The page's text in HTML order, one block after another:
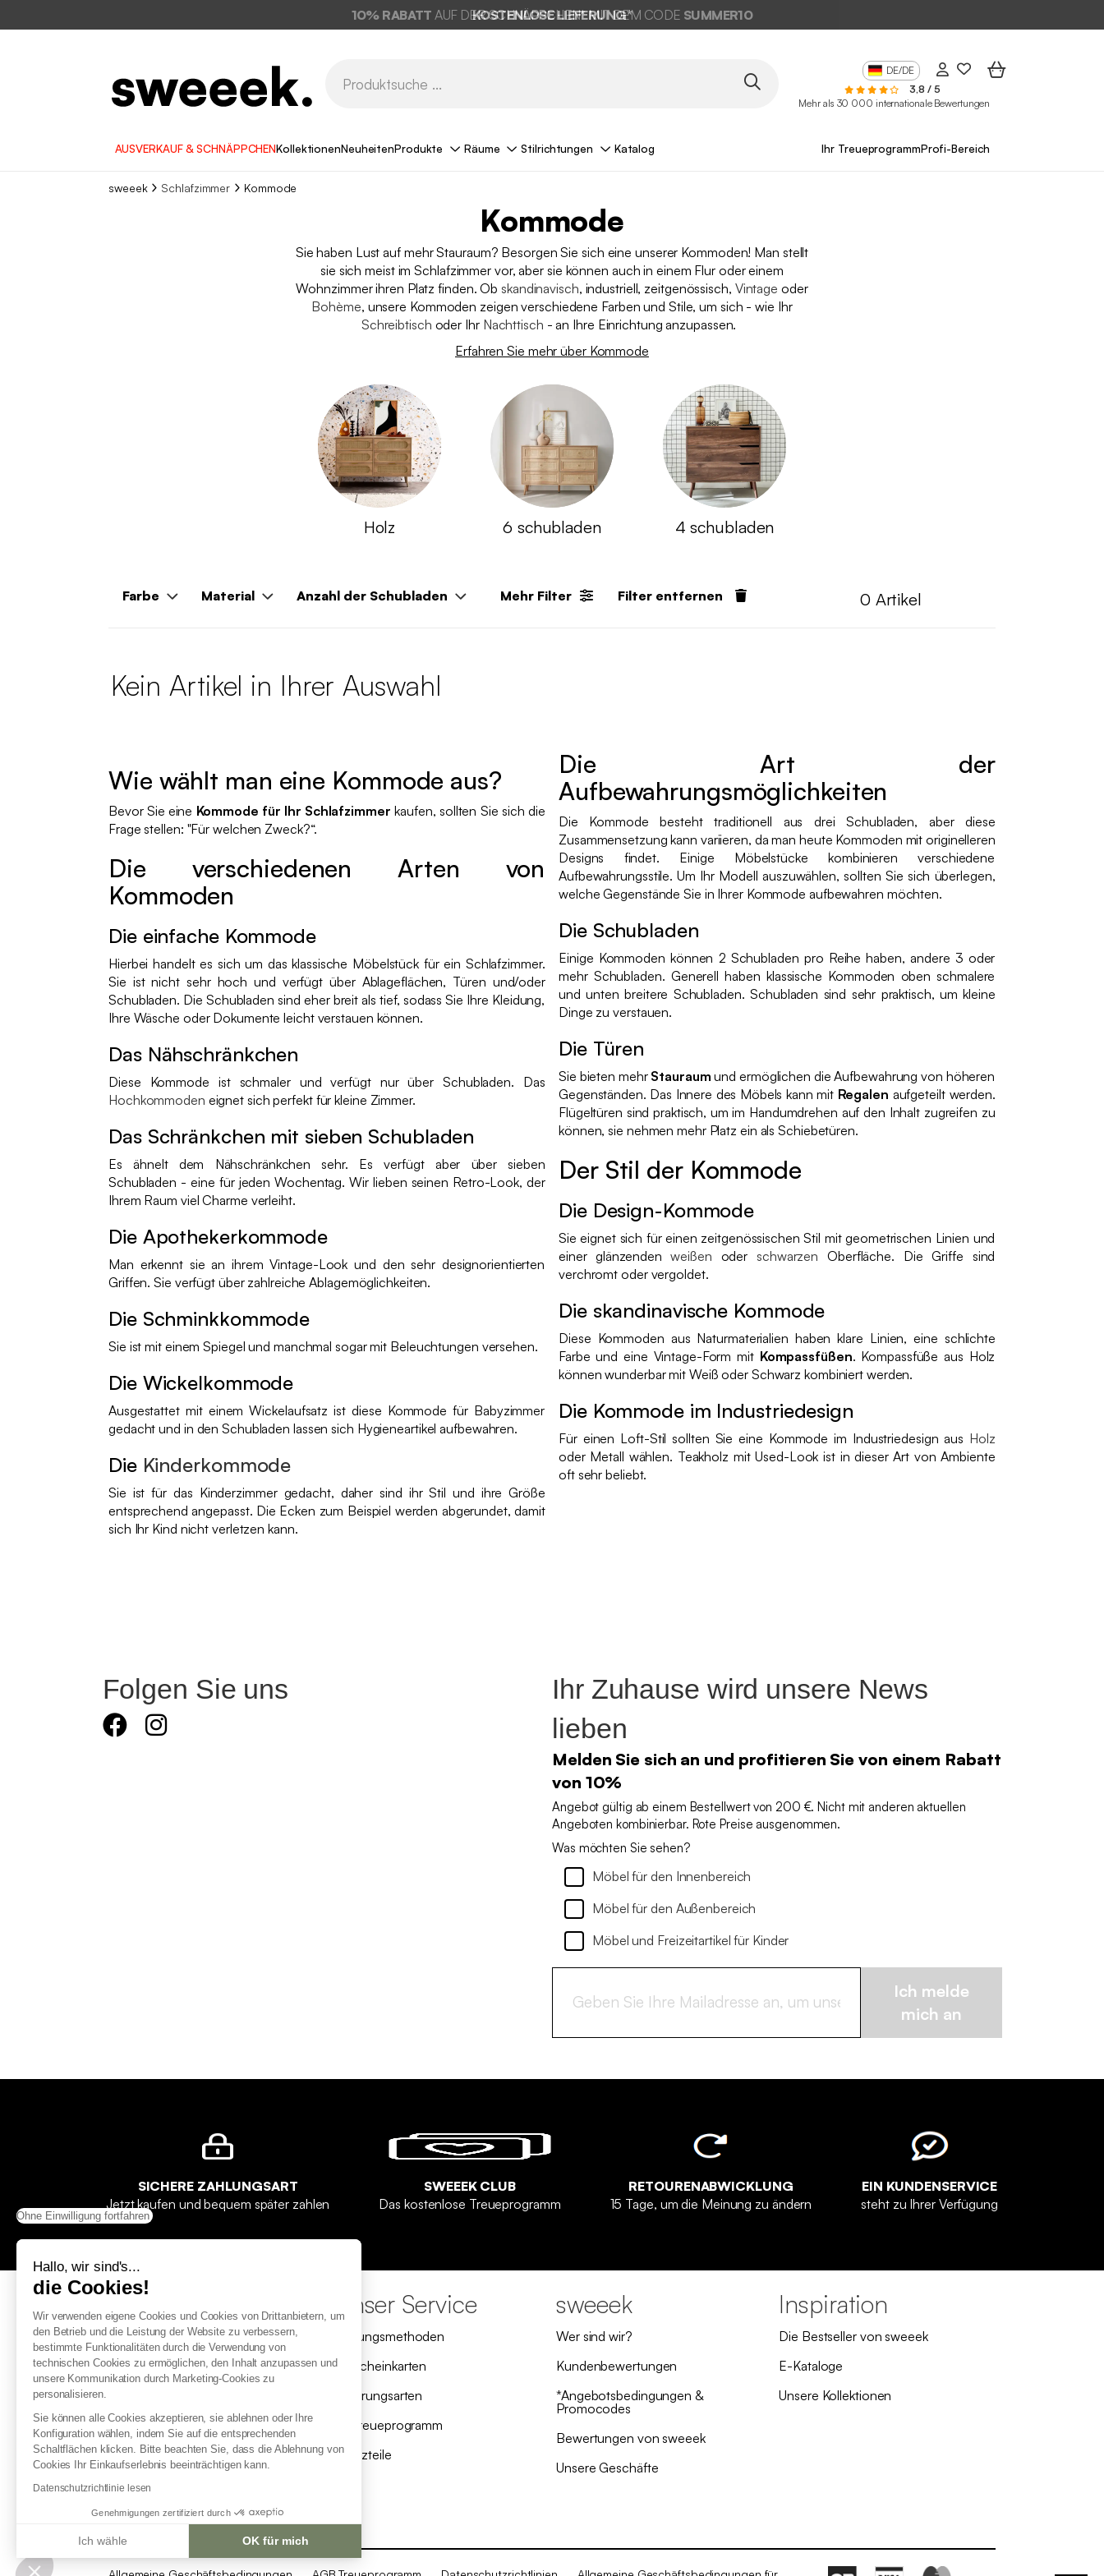
Ohne Einwilligung fortfahren
Hallo, wir sind's...
die Cookies!
Wir verwenden eigene Cookies und Cookies von Drittanbietern, um
den Betrieb und die Leistung der Website zu verbessern,
bestimmte Funktionalitäten durch die Verwendung von
technischen Cookies zu ermöglichen, den Inhalt anzupassen und
unsere Kommunikation durch Marketing-Cookies zu
personalisieren.
Sie können alle Cookies akzeptieren, sie ablehnen oder Ihre
Konfiguration wählen, indem Sie auf die entsprechenden
Schaltflächen klicken. Bitte beachten Sie, dass die Ablehnung von
Cookies Ihr Einkaufserlebnis beeinträchtigen kann.
Datenschutzrichtlinie lesen
Genehmigungen zertifiziert durch
Ich wähle OK für mich
Axeptio consent
Einwilligungsmanagementplattform: Passen Sie Ihre Optionen an
10% RABATT AUF DER SCHNÄPPCHEN* MIT DEM CODE SUMMER10
KOSTENLOSE LIEFERUNG*
DE/DE
3,8 / 5
Mehr als 30 000 internationale Bewertungen
AUSVERKAUF & SCHNÄPPCHENKollektionenNeuheitenProdukte Räume Stilrichtungen Katalog Ihr TreueprogrammProfi-Bereich
sweeek Schlafzimmer Kommode
Kommode
Sie haben Lust auf mehr Stauraum? Besorgen Sie sich eine unserer Kommoden! Man stellt
sie sich meist im Schlafzimmer vor, aber sie können auch in einem Flur oder einem
Wohnzimmer ihren Platz finden. Ob skandinavisch, industriell, zeitgenössisch, Vintage oder
Bohème, unsere Kommoden zeigen verschiedene Farben und Stile, um sich - wie Ihr
Schreibtisch oder Ihr Nachttisch - an Ihre Einrichtung anzupassen.
Erfahren Sie mehr über Kommode
Holz 6 schubladen 4 schubladen
Farbe Material Anzahl der Schubladen Mehr Filter Filter entfernen 0 Artikel
Kein Artikel in Ihrer Auswahl
Wie wählt man eine Kommode aus?
Bevor Sie eine Kommode für Ihr Schlafzimmer kaufen, sollten Sie sich die
Frage stellen: "Für welchen Zweck?“.
Die verschiedenen Arten von
Kommoden
Die einfache Kommode
Hierbei handelt es sich um das klassische Möbelstück für ein Schlafzimmer.
Sie ist nicht sehr hoch und verfügt über Ablageflächen, Türen und/oder
Schubladen. Die Schubladen sind eher breit als tief, sodass Sie Ihre Kleidung,
Ihre Wäsche oder Dokumente leicht verstauen können.
Das Nähschränkchen
Diese Kommode ist schmaler und verfügt nur über Schubladen. Das
Hochkommoden eignet sich perfekt für kleine Zimmer.
Das Schränkchen mit sieben Schubladen
Es ähnelt dem Nähschränkchen sehr. Es verfügt aber über sieben
Schubladen - eine für jeden Wochentag. Wir lieben seinen Retro-Look, der
Ihrem Raum viel Charme verleiht.
Die Apothekerkommode
Man erkennt sie an ihrem Vintage-Look und den sehr designorientierten
Griffen. Sie verfügt über zahlreiche Ablagemöglichkeiten.
Die Schminkkommode
Sie ist mit einem Spiegel und manchmal sogar mit Beleuchtungen versehen.
Die Wickelkommode
Ausgestattet mit einem Wickelaufsatz ist diese Kommode für Babyzimmer
gedacht und in den Schubladen lassen sich Hygieneartikel aufbewahren.
Die Kinderkommode
Sie ist für das Kinderzimmer gedacht, daher sind ihr Stil und ihre Größe
entsprechend angepasst. Die Ecken zum Beispiel werden abgerundet, damit
sich Ihr Kind nicht verletzen kann.
Die Art der
Aufbewahrungsmöglichkeiten
Die Kommode besteht traditionell aus drei Schubladen, aber diese
Zusammensetzung kann variieren, da man heute Kommoden mit originelleren
Designs findet. Einige Möbelstücke kombinieren verschiedene
Aufbewahrungsstile. Um Ihr Modell auszuwählen, sollten Sie sich überlegen,
welche Gegenstände Sie in Ihrer Kommode aufbewahren möchten.
Die Schubladen
Einige Kommoden können 2 Schubladen pro Reihe haben, andere 3 oder
mehr Schubladen. Generell haben klassische Kommoden oben schmalere
und unten breitere Schubladen. Schubladen sind sehr praktisch, um kleine
Dinge zu verstauen.
Die Türen
Sie bieten mehr Stauraum und ermöglichen die Aufbewahrung von höheren
Gegenständen. Das Innere des Möbels kann mit Regalen aufgeteilt werden.
Flügeltüren sind praktisch, um im Handumdrehen auf den Inhalt zugreifen zu
können, sie nehmen mehr Platz ein als Schiebetüren.
Der Stil der Kommode
Die Design-Kommode
Sie eignet sich für einen zeitgenössischen Stil mit geometrischen Linien und
einer glänzendenweißen oder schwarzen Oberfläche. Die Griffe sind
verchromt oder vergoldet.
Die skandinavische Kommode
Diese Kommoden aus Naturmaterialien haben klare Linien, eine schlichte
Farbe und eine Vintage-Form mit Kompassfüßen. Kompassfüße aus Holz
können wunderbar mit Weiß oder Schwarz kombiniert werden.
Die Kommode im Industriedesign
Für einen Loft-Stil sollten Sie eine Kommode im Industriedesign aus Holz
oder Metall wählen. Teakholz mit Used-Look ist in dieser Art von Ambiente
oft sehr beliebt.
Folgen Sie uns
Ihr Zuhause wird unsere News
lieben
Melden Sie sich an und profitieren Sie von einem Rabatt
von 10%
Angebot gültig ab einem Bestellwert von 200 €. Nicht mit anderen aktuellen
Angeboten kombinierbar. Rote Preise ausgenommen.
Was möchten Sie sehen?
Möbel für den Innenbereich
Möbel für den Außenbereich
Möbel und Freizeitartikel für Kinder
Ich melde
mich an
SICHERE ZAHLUNGSART
Jetzt kaufen und bequem später zahlen
SWEEEK CLUB
Das kostenlose Treueprogramm
RETOURENABWICKLUNG
15 Tage, um die Meinung zu ändern
EIN KUNDENSERVICE
steht zu Ihrer Verfügung
Hilfe & Kontakt
Wo ist meine Bestellung?
Retoure und Widerruf
FAQ
Kontaktieren Sie uns
Ich bin ein Geschäftskunde
Unser Service
Zahlungsmethoden
Gutscheinkarten
Lieferungsarten
Ihr Treueprogramm
Ersatzteile
sweeek
Wer sind wir?
Kundenbewertungen
*Angebotsbedingungen &
Promocodes
Bewertungen von sweeek
Unsere Geschäfte
Inspiration
Die Bestseller von sweeek
E-Kataloge
Unsere Kollektionen